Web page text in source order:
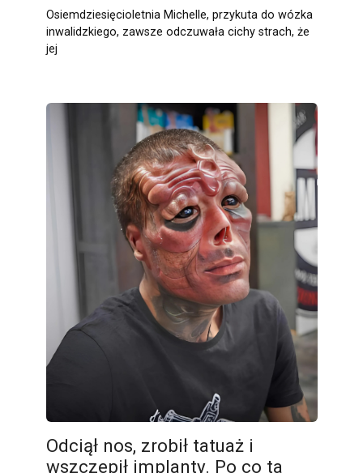
Osiemdziesięcioletnia Michelle, przykuta do wózka
inwalidzkiego, zawsze odczuwała cichy strach, że
jej
Odciął nos, zrobił tatuaż i
wszczepił implanty. Po co ta